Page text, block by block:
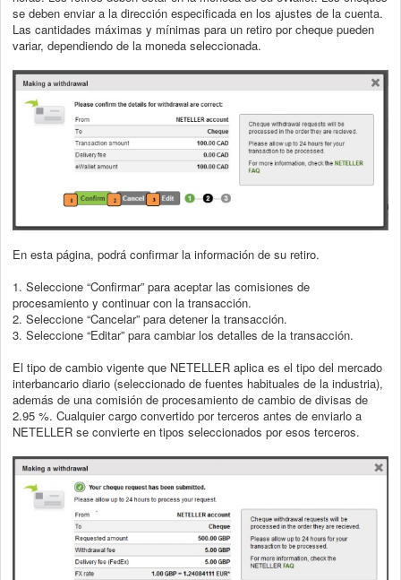
se deben enviar a la dirección especificada en los ajustes de la cuenta.
Las cantidades máximas y mínimas para un retiro por cheque pueden
variar, dependiendo de la moneda seleccionada.
En esta página, podrá confirmar la información de su retiro.
1. Seleccione “Confirmar” para aceptar las comisiones de
procesamiento y continuar con la transacción.
2. Seleccione “Cancelar” para detener la transacción.
3. Seleccione “Editar” para cambiar los detalles de la transacción.
El tipo de cambio vigente que NETELLER aplica es el tipo del mercado
interbancario diario (seleccionado de fuentes habituales de la industria),
además de una comisión de procesamiento de cambio de divisas de
2.95 %. Cualquier cargo convertido porterceros antes de enviarlo a
NETELLER se convierte en tipos seleccionados por esos terceros.